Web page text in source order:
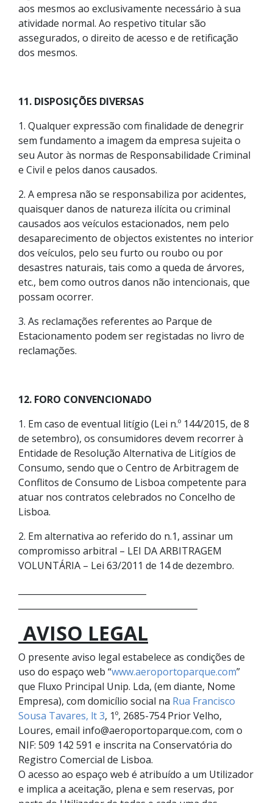
aos mesmos ao exclusivamente necessário à sua
atividade normal. Ao respetivo titular são
assegurados, o direito de acesso e de retificação
dos mesmos.
11. DISPOSIÇÕES DIVERSAS
1. Qualquer expressão com finalidade de denegrir
sem fundamento a imagem da empresa sujeita o
seu Autor às normas de Responsabilidade Criminal
e Civil e pelos danos causados.
2. A empresa não se responsabiliza por acidentes,
quaisquer danos de natureza ilícita ou criminal
causados aos veículos estacionados, nem pelo
desaparecimento de objectos existentes no interior
dos veículos, pelo seu furto ou roubo ou por
desastres naturais, tais como a queda de árvores,
etc., bem como outros danos não intencionais, que
possam ocorrer.
3. As reclamações referentes ao Parque de
Estacionamento podem ser registadas no livro de
reclamações.
12. FORO CONVENCIONADO
1. Em caso de eventual litígio (Lei n.º 144/2015, de 8
de setembro), os consumidores devem recorrer à
Entidade de Resolução Alternativa de Litígios de
Consumo, sendo que o Centro de Arbitragem de
Conflitos de Consumo de Lisboa competente para
atuar nos contratos celebrados no Concelho de
Lisboa.
2. Em alternativa ao referido do n.1, assinar um
compromisso arbitral – LEI DA ARBITRAGEM
VOLUNTÁRIA – Lei 63/2011 de 14 de dezembro.
AVISO LEGAL
O presente aviso legal estabelece as condições de
uso do espaço web “www.aeroportoparque.com”
que Fluxo Principal Unip. Lda, (em diante, Nome
Empresa), com domicílio social na Rua Francisco
Sousa Tavares, lt 3, 1º, 2685-754 Prior Velho,
Loures, email info@aeroportoparque.com, com o
NIF: 509 142 591 e inscrita na Conservatória do
Registro Comercial de Lisboa.
O acesso ao espaço web é atribuído a um Utilizador
e implica a aceitação, plena e sem reservas, por